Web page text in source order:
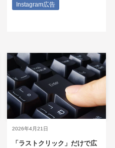
Instagram広告
「ラストクリック」だけで広
2026年4月21日